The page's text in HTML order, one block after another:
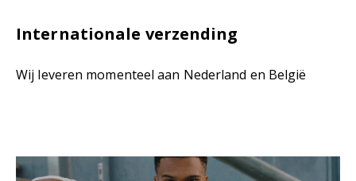
Internationale verzending
Wij leveren momenteel aan Nederland en België